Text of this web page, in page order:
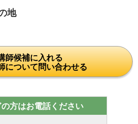
地
師候補に入れる
について問い合わせる
方はお電話ください